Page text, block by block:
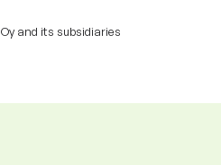
and its subsidiaries